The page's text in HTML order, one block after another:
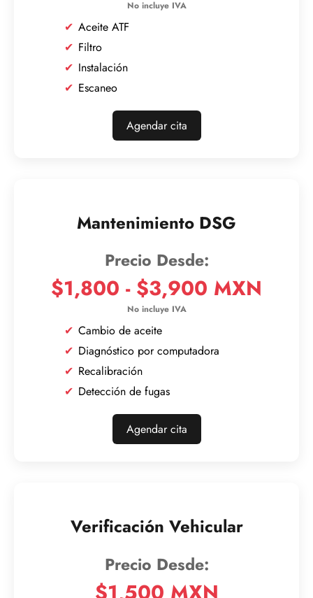
Aceite ATF
Filtro
Instalación
Escaneo
Agendar cita
Mantenimiento DSG
$1,800 - $3,900 MXN
Cambio de aceite
Diagnóstico por computadora
Recalibración
Detección de fugas
Agendar cita
Verificación Vehicular